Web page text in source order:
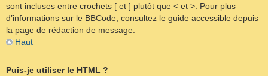
sont incluses entre crochets [ et ] plutôt que < et >. Pour plus
d’informations sur le BBCode, consultez le guide accessible depuis
la page de rédaction de message.
Haut
Puis-je utiliser le HTML ?